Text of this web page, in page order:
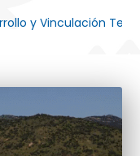
y Vinculación